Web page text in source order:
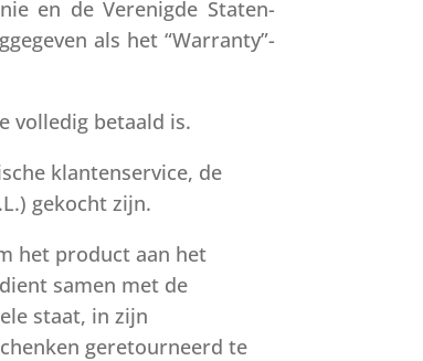
en de Verenigde Staten-
als het “Warranty”-
volledig betaald is.
klantenservice, de
gekocht zijn.
het product aan het
samen met de
staat, in zijn
geretourneerd te